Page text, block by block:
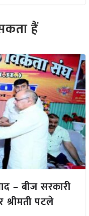
हैं
– बीज सरकारी
पटले